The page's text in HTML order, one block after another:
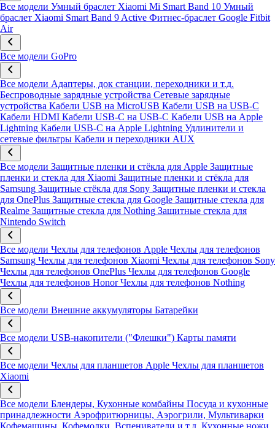
Все модели Умный браслет Xiaomi Mi Smart Band 10 Умный
браслет Xiaomi Smart Band 9 Active Фитнес-браслет Google Fitbit
Air
Все модели GoPro
Все модели Адаптеры, док станции, переходники и т.д.
Беспроводные зарядные устройства Сетевые зарядные
устройства Кабели USB на MicroUSB Кабели USB на USB-C
Кабели HDMI Кабели USB-C на USB-C Кабели USB на Apple
Lightning Кабели USB-C на Apple Lightning Удлинители и
сетевые фильтры Кабели и переходники AUX
Все модели Защитные пленки и стёкла для Apple Защитные
пленки и стекла для Xiaomi Защитные пленки и стёкла для
Samsung Защитные стёкла для Sony Защитные пленки и стекла
для OnePlus Защитные стекла для Google Защитные стекла для
Realme Защитные стекла для Nothing Защитные стекла для
Nintendo Switch
Все модели Чехлы для телефонов Apple Чехлы для телефонов
Samsung Чехлы для телефонов Xiaomi Чехлы для телефонов Sony
Чехлы для телефонов OnePlus Чехлы для телефонов Google
Чехлы для телефонов Honor Чехлы для телефонов Nothing
Все модели Внешние аккумуляторы Батарейки
Все модели USB-накопители ("Флешки") Карты памяти
Все модели Чехлы для планшетов Apple Чехлы для планшетов
Xiaomi
Все модели Блендеры, Кухонные комбайны Посуда и кухонные
принадлежности Аэрофритюрницы, Аэрогрили, Мультиварки
Кофемашины, Кофемолки, Вспениватели и т.д. Кухонные ножи,